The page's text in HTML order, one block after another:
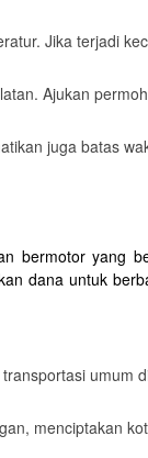
Jika terjadi
Ajukan
juga batas
bermotor yang
dana untuk
umum
menciptakan